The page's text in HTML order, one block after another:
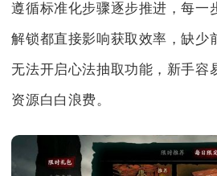
遵循标准化步骤逐步推进，每一
解锁都直接影响获取效率，缺少
无法开启心法抽取功能，新手容
资源白白浪费。